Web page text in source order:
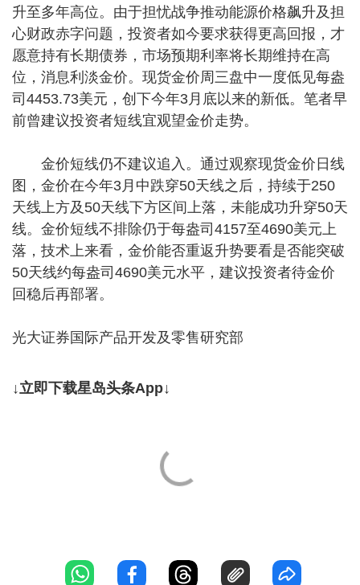
升至多年高位。由于担忧战争推动能源价格飙升及担
心财政赤字问题，投资者如今要求获得更高回报，才
愿意持有长期债券，市场预期利率将长期维持在高
位，消息利淡金价。现货金价周三盘中一度低见每盎
司4453.73美元，创下今年3月底以来的新低。笔者早
前曾建议投资者短线宜观望金价走势。
金价短线仍不建议追入。通过观察现货金价日线
图，金价在今年3月中跌穿50天线之后，持续于250
天线上方及50天线下方区间上落，未能成功升穿50天
线。金价短线不排除仍于每盎司4157至4690美元上
落，技术上来看，金价能否重返升势要看是否能突破
50天线约每盎司4690美元水平，建议投资者待金价
回稳后再部署。
光大证券国际产品开发及零售研究部
↓立即下载星岛头条App↓